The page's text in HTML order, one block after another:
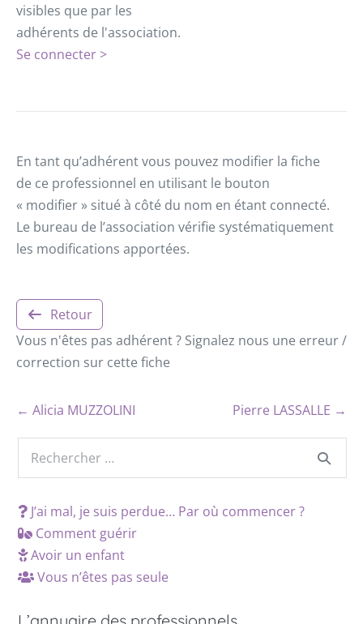
visibles que par les
adhérents de l'association.
Se connecter >
En tant qu’adhérent vous pouvez modifier la fiche
de ce professionnel en utilisant le bouton
« modifier » situé à côté du nom en étant connecté.
Le bureau de l’association vérifie systématiquement
les modifications apportées.
Retour
Vous n'êtes pas adhérent ? Signalez nous une erreur /
correction sur cette fiche
← Alicia MUZZOLINI Pierre LASSALLE →
J’ai mal, je suis perdue… Par où commencer ?
Comment guérir
Avoir un enfant
Vous n’êtes pas seule